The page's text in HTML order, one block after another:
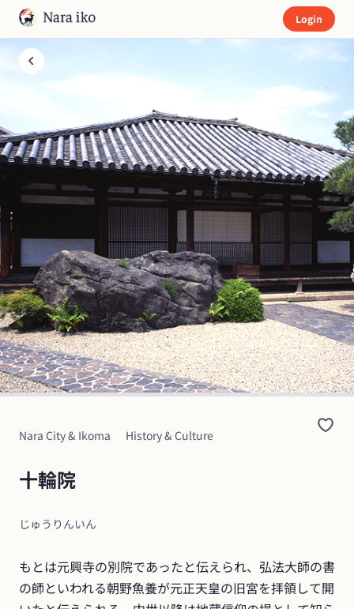
Login
Nara City & Ikoma History & Culture
十輪院
じゅうりんいん
もとは元興寺の別院であったと伝えられ、弘法大師の書
の師といわれる朝野魚養が元正天皇の旧宮を拝領して開